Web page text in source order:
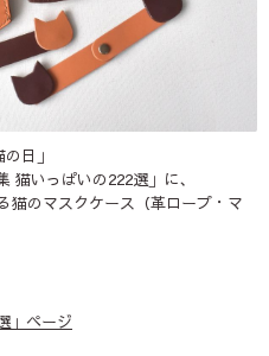
日」
猫いっぱいの222選」に、
猫のマスクケース（革ロープ・マ
」ページ